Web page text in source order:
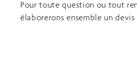
Pour toute question ou tout
élaborerons ensemble un